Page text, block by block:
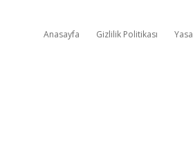
Anasayfa Gizlilik Politikası